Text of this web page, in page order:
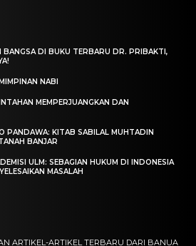
BANGSA DI BUKU TERBARU DR. PRIBAKTI,
NABI
MEMPERJUANGKAN DAN
PANDAWA: KITAB SABILAL MUHTADIN
BANJAR
ULM: SEBAGIAN HUKUM DI INDONESIA
MASALAH
ARTIKEL-ARTIKEL TERBARU DARI BANUA